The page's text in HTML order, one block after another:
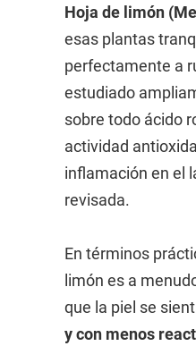
Hoja de limón
esas plantas
perfectamente a
estudiado
sobre todo ácido
actividad
inflamación en el
revisada.
En términos
limón es a
que la piel se
y con menos